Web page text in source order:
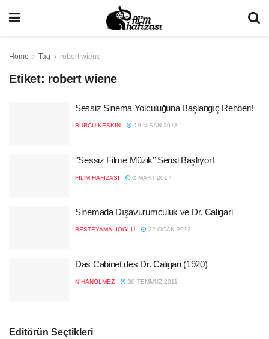
Home Tag robert wiene
Etiket: robert wiene
Sessiz Sinema Yolculuğuna Başlangıç Rehberi!
BURCU KESKIN 19 NISAN 2018
‘’Sessiz Filme Müzik’’ Serisi Başlıyor!
FIL'M HAFIZASI 2 MART 2017
Sinemada Dışavurumculuk ve Dr. Caligari
BESTEYAMALIOGLU 22 OCAK 2012
Das Cabinet des Dr. Caligari (1920)
NIHANOLMEZ 30 TEMMUZ 2011
Editörün Seçtikleri